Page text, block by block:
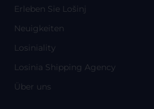
Erleben Sie Lošinj
Neuigkeiten
Losiniality
Losinia Shipping Agency
Über uns